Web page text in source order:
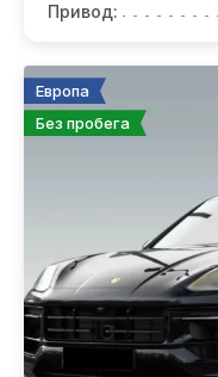
Привод:
Европа
Без пробега